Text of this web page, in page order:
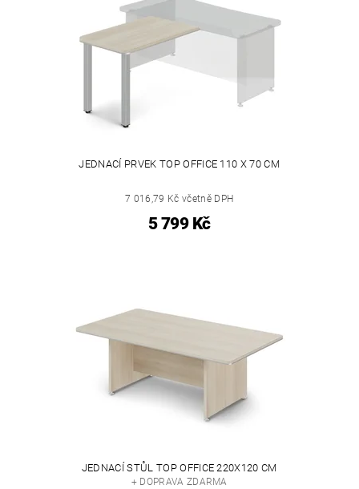
JEDNACÍ PRVEK TOP OFFICE 110 X 70 CM
7 016,79 Kč včetně DPH
5 799 Kč
JEDNACÍ STŮL TOP OFFICE 220X120 CM
+ DOPRAVA ZDARMA